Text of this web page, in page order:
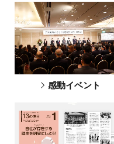
感動イベント